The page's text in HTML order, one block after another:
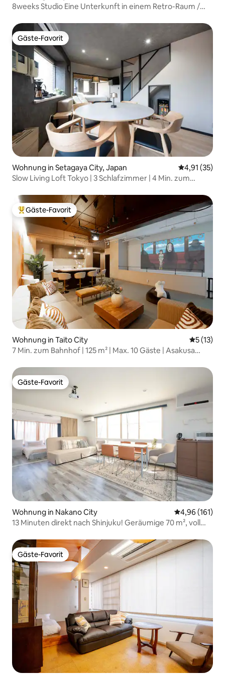
8weeks Studio Eine Unterkunft in einem Retro-Raum /
Bahnhof Fujimi zu Fuß erreichbar
Gäste-Favorit
Gäste-Favorit
Wohnung in Setagaya City, Japan
4,91 (35)
Slow Living Loft Tokyo | 3 Schlafzimmer | 4 Min. zum
Beliebter Gäste-Favorit.
Gäste-Favorit
Wohnung in Taito City
5 (13)
7 Min. zum Bahnhof | 125 m² | Max. 10 Gäste | Asakusa
Gäste-Favorit
Gäste-Favorit
Wohnung in Nakano City
4,96 (161)
13 Minuten direkt nach Shinjuku! Geräumige 70 m², voll
und komfortabel, Wohnung mit großem Wohnzimmer
Gäste-Favorit
Gäste-Favorit